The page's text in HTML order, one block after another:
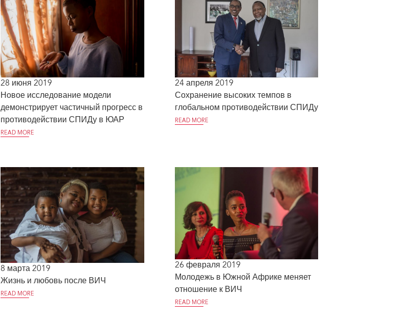
28 июня 2019
Новое исследование модели
демонстрирует частичный прогресс в
противодействии СПИДу в ЮАР
READ MORE
24 апреля 2019
Сохранение высоких темпов в
глобальном противодействии СПИДу
READ MORE
8 марта 2019
Жизнь и любовь после ВИЧ
READ MORE
26 февраля 2019
Молодежь в Южной Африке меняет
отношение к ВИЧ
READ MORE